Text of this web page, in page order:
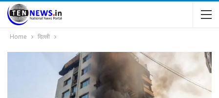
Home दिल्ली